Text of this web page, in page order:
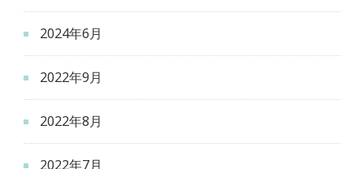
2024年6月
2022年9月
2022年8月
2022年7月